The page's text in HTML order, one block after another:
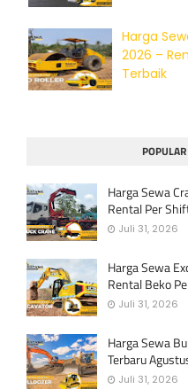
Harga
2026 –
Terbaik
Harga Sewa
Rental Per
Juli 31, 2026
Harga Sewa
Rental Beko
Juli 31, 2026
Harga Sewa
Terbaru
Juli 31, 2026